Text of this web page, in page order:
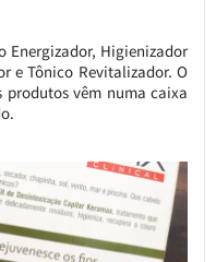
Energizador, Higienizador
e Tônico Revitalizador. O
produtos vêm numa caixa